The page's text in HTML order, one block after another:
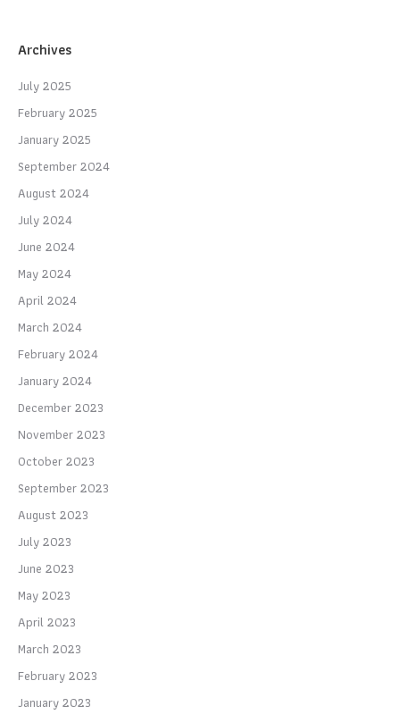
Archives
July 2025
February 2025
January 2025
September 2024
August 2024
July 2024
June 2024
May 2024
April 2024
March 2024
February 2024
January 2024
December 2023
November 2023
October 2023
September 2023
August 2023
July 2023
June 2023
May 2023
April 2023
March 2023
February 2023
January 2023